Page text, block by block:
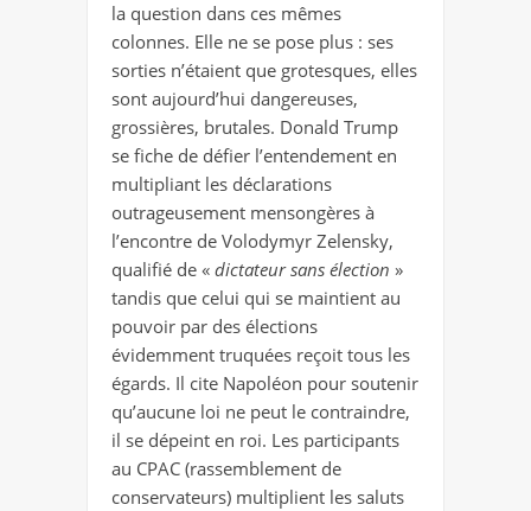
la question dans ces mêmes
colonnes. Elle ne se pose plus : ses
sorties n’étaient que grotesques, elles
sont aujourd’hui dangereuses,
grossières, brutales. Donald Trump
se fiche de défier l’entendement en
multipliant les déclarations
outrageusement mensongères à
l’encontre de Volodymyr Zelensky,
qualifié de « dictateur sans élection »
tandis que celui qui se maintient au
pouvoir par des élections
évidemment truquées reçoit tous les
égards. Il cite Napoléon pour soutenir
qu’aucune loi ne peut le contraindre,
il se dépeint en roi. Les participants
au CPAC (rassemblement de
conservateurs) multiplient les saluts